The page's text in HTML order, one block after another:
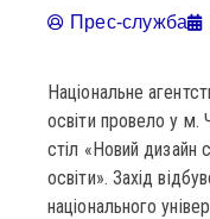
Прес-служба
Національне
освіти провело у м.
стіл «Новий дизайн
освіти». Захід
національного